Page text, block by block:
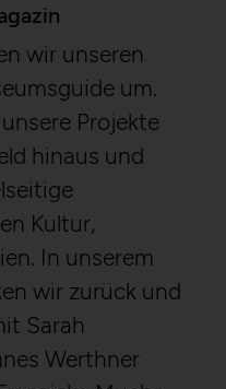
wir unseren
um.
Projekte
hinaus und
Kultur,
In unserem
wir zurück und
Sarah
Werthner